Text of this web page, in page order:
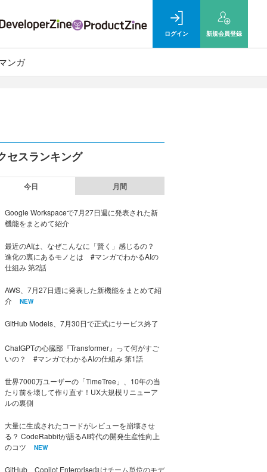
ログイン 新規会員登録
ンガ
セスランキング
今日 月間
Google Workspaceで7月27日週に発表された新
機能をまとめて紹介
最近のAIは、なぜこんなに「賢く」感じるの？
進化の裏にあるモノとは #マンガでわかるAIの
仕組み 第2話
AWS、7月27日週に発表した新機能をまとめて紹
介
NEW
GitHub Models、7月30日で正式にサービス終了
ChatGPTの心臓部『Transformer』って何がすご
いの？ #マンガでわかるAIの仕組み 第1話
世界7000万ユーザーの「TimeTree」、10年の当
たり前を壊して作り直す！UX大規模リニューア
ルの裏側
大量に生成されたコードがレビューを崩壊させ
る？ CodeRabbitが語るAI時代の開発生産性向上
のコツ
NEW
GitHub、Copilot Enterprise向けチーム単位のモデ